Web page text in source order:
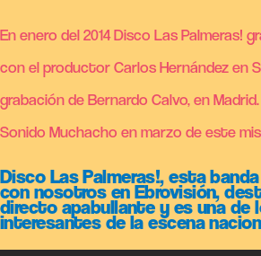
En enero del 2014 Disco Las Palmeras!
con el productor Carlos Hernández en
grabación de Bernardo Calvo, en
Sonido Muchacho en marzo de este
Disco Las Palmeras!, esta
con nosotros en Ebrovisión,
directo apabullante y es una de
interesantes de la escena